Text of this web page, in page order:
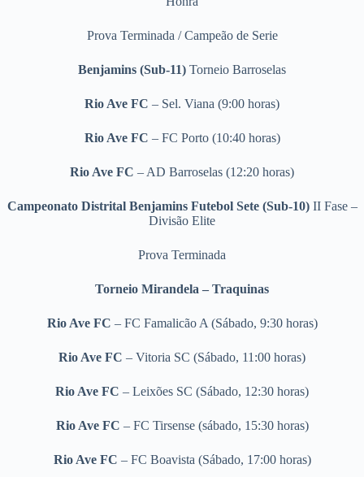
Prova Terminada / Campeão de Serie
Benjamins (Sub-11) Torneio Barroselas
Rio Ave FC – Sel. Viana (9:00 horas)
Rio Ave FC – FC Porto (10:40 horas)
Rio Ave FC – AD Barroselas (12:20 horas)
Campeonato Distrital Benjamins Futebol Sete (Sub-10)II Fase –
Divisão Elite
Prova Terminada
Torneio Mirandela – Traquinas
Rio Ave FC – FC Famalicão A (Sábado, 9:30 horas)
Rio Ave FC – Vitoria SC (Sábado, 11:00 horas)
Rio Ave FC – Leixões SC (Sábado, 12:30 horas)
Rio Ave FC – FC Tirsense (sábado, 15:30 horas)
Rio Ave FC – FC Boavista (Sábado, 17:00 horas)